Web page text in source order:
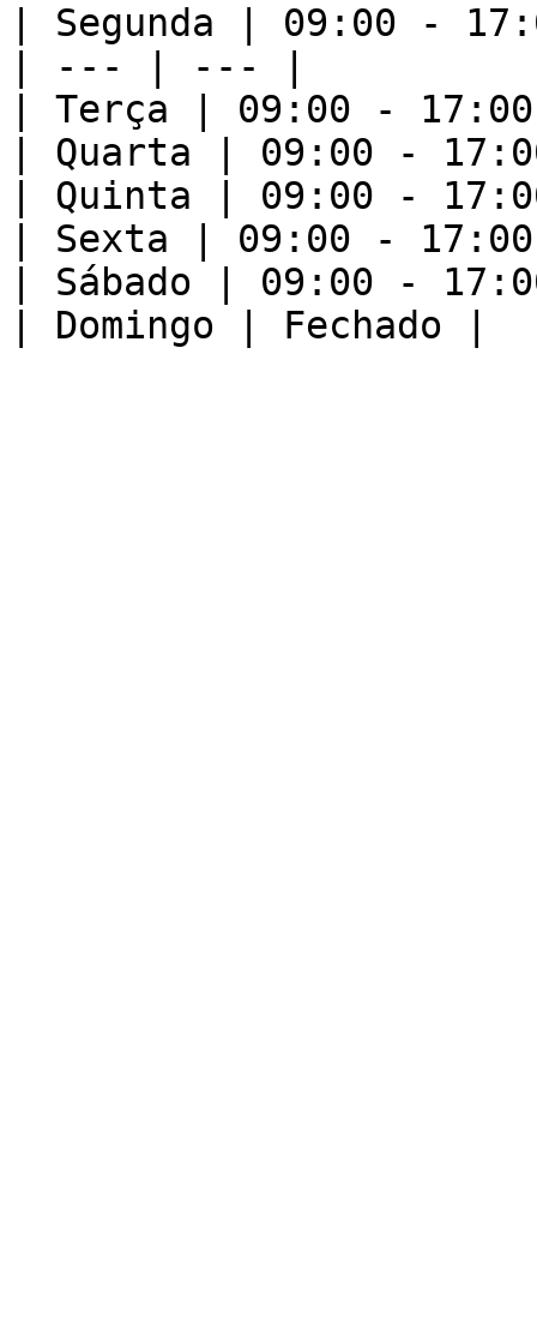
| Segunda | 09:00 -
| --- | --- |
| Terça | 09:00 -
| Quarta | 09:00 -
| Quinta | 09:00 -
| Sexta | 09:00 -
| Sábado | 09:00 -
| Domingo | Fechado |